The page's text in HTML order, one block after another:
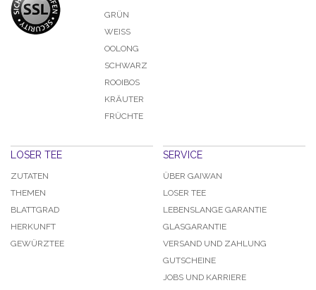
GRÜN
WEISS
OOLONG
SCHWARZ
ROOIBOS
KRÄUTER
FRÜCHTE
LOSER TEE
ZUTATEN
THEMEN
BLATTGRAD
HERKUNFT
GEWÜRZTEE
SERVICE
ÜBER GAIWAN
LOSER TEE
LEBENSLANGE GARANTIE
GLASGARANTIE
VERSAND UND ZAHLUNG
GUTSCHEINE
JOBS UND KARRIERE